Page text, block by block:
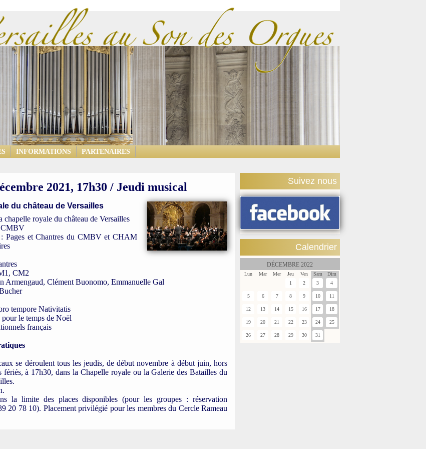
INFORMATIONS PARTENAIRES
2021, 17h30 / Jeudi musical
du château de Versailles
chapelle royale du château de Versailles
CMBV
: Pages et Chantres du CMBV et CHAM
CM2
Armengaud, Clément Buonomo, Emmanuelle Gal
tempore Nativitatis
le temps de Noël
français
se déroulent tous les jeudis, de début novembre à début juin, hors
fériés, à 17h30, dans la Chapelle royale ou la Galerie des Batailles du
la limite des places disponibles (pour les groupes : réservation
20 78 10). Placement privilégié pour les membres du Cercle Rameau
Suivez nous
Calendrier
DÉCEMBRE 2022
Lun Mar Mer Jeu Ven Sam
Dim
1
2 3 4
5 6 7 8 9 10 11
12 13 14 15 16 17 18
19 20 21 22 23 24 25
26 27 28 29 30 31